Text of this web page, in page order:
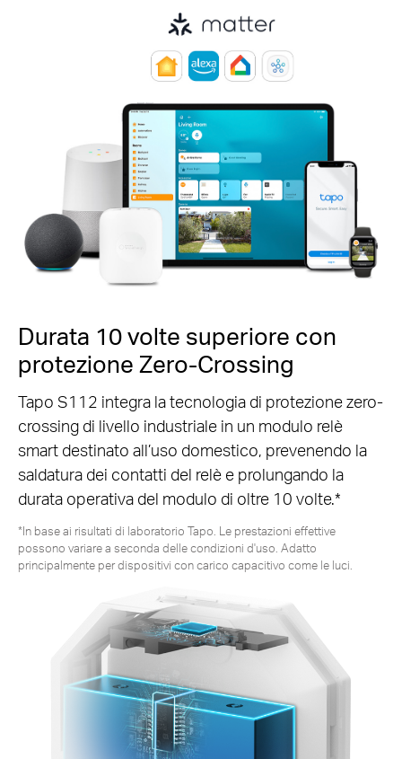
Durata 10 volte superiore con
protezione Zero-Crossing
Tapo S112 integra la tecnologia di protezione zero-
crossing di livello industriale in un modulo relè
smart destinato all’uso domestico, prevenendo la
saldatura dei contatti del relè e prolungando la
durata operativa del modulo di oltre 10 volte.*
*In base ai risultati di laboratorio Tapo. Le prestazioni effettive
possono variare a seconda delle condizioni d'uso. Adatto
principalmente per dispositivi con carico capacitivo come le luci.